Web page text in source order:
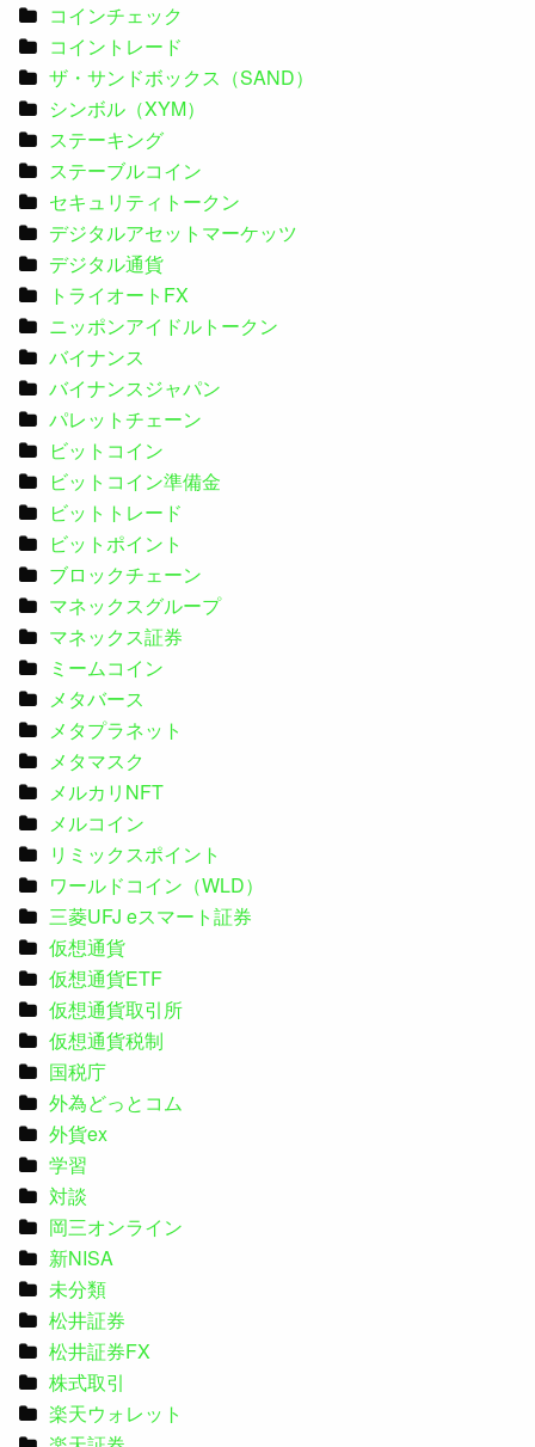
コインチェック
コイントレード
ザ・サンドボックス（SAND）
シンボル（XYM）
ステーキング
ステーブルコイン
セキュリティトークン
デジタルアセットマーケッツ
デジタル通貨
トライオートFX
ニッポンアイドルトークン
バイナンス
バイナンスジャパン
パレットチェーン
ビットコイン
ビットコイン準備金
ビットトレード
ビットポイント
ブロックチェーン
マネックスグループ
マネックス証券
ミームコイン
メタバース
メタプラネット
メタマスク
メルカリNFT
メルコイン
リミックスポイント
ワールドコイン（WLD）
三菱UFJ eスマート証券
仮想通貨
仮想通貨ETF
仮想通貨取引所
仮想通貨税制
国税庁
外為どっとコム
外貨ex
学習
対談
岡三オンライン
新NISA
未分類
松井証券
松井証券FX
株式取引
楽天ウォレット